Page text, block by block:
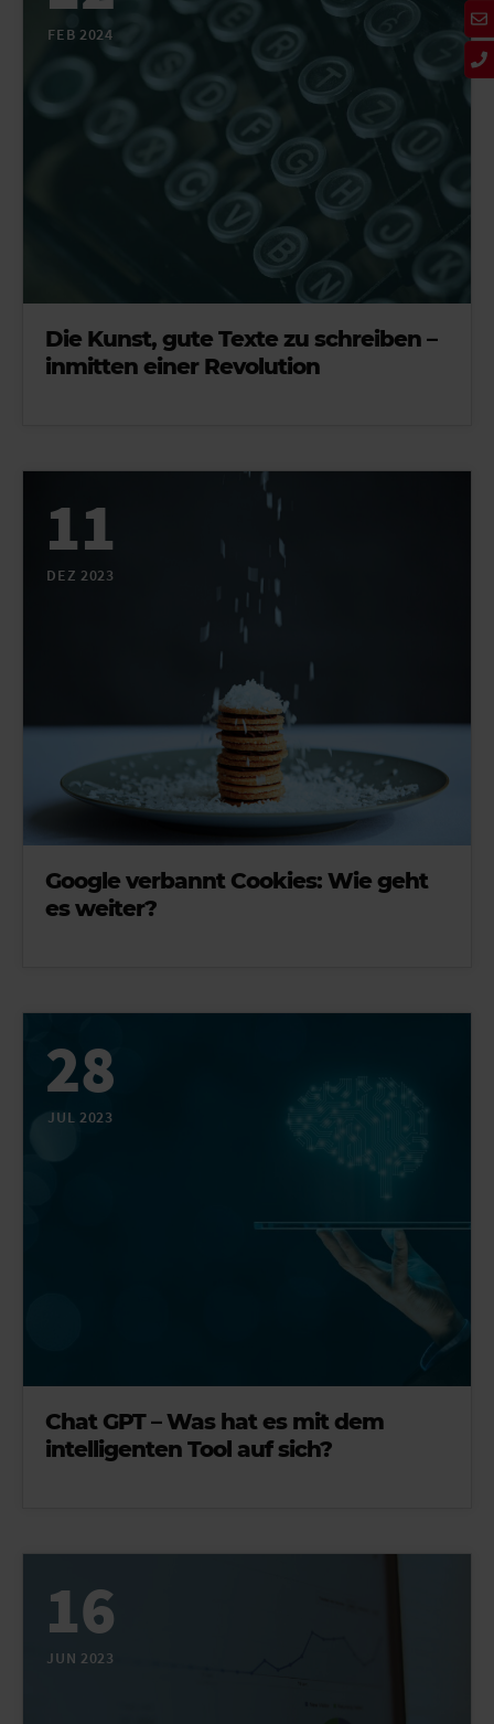
FEB 2024
Die Kunst, gute Texte zu schreiben –
inmitten einer Revolution
11
DEZ 2023
Google verbannt Cookies: Wie geht
es weiter?
28
JUL 2023
Chat GPT – Was hat es mit dem
intelligenten Tool auf sich?
16
JUN 2023